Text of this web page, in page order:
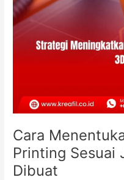
Cara
Printing Sesuai
Dibuat